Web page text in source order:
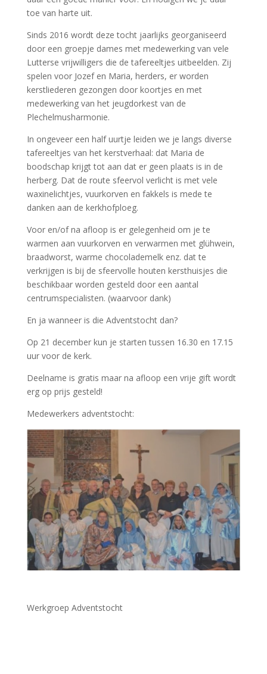
toe van harte uit.
Sinds 2016 wordt deze tocht jaarlijks georganiseerd
door een groepje dames met medewerking van vele
Lutterse vrijwilligers die de tafereeltjes uitbeelden. Zij
spelen voor Jozef en Maria, herders, er worden
kerstliederen gezongen door koortjes en met
medewerking van het jeugdorkest van de
Plechelmusharmonie.
In ongeveer een half uurtje leiden we je langs diverse
tafereeltjes van het kerstverhaal: dat Maria de
boodschap krijgt tot aan dat er geen plaats is in de
herberg. Dat de route sfeervol verlicht is met vele
waxinelichtjes, vuurkorven en fakkels is mede te
danken aan de kerkhofploeg.
Voor en/of na afloop is er gelegenheid om je te
warmen aan vuurkorven en verwarmen met glühwein,
braadworst, warme chocolademelk enz. dat te
verkrijgen is bij de sfeervolle houten kersthuisjes die
beschikbaar worden gesteld door een aantal
centrumspecialisten. (waarvoor dank)
En ja wanneer is die Adventstocht dan?
Op 21 december kun je starten tussen 16.30 en 17.15
uur voor de kerk.
Deelname is gratis maar na afloop een vrije gift wordt
erg op prijs gesteld!
Medewerkers adventstocht:
Werkgroep Adventstocht